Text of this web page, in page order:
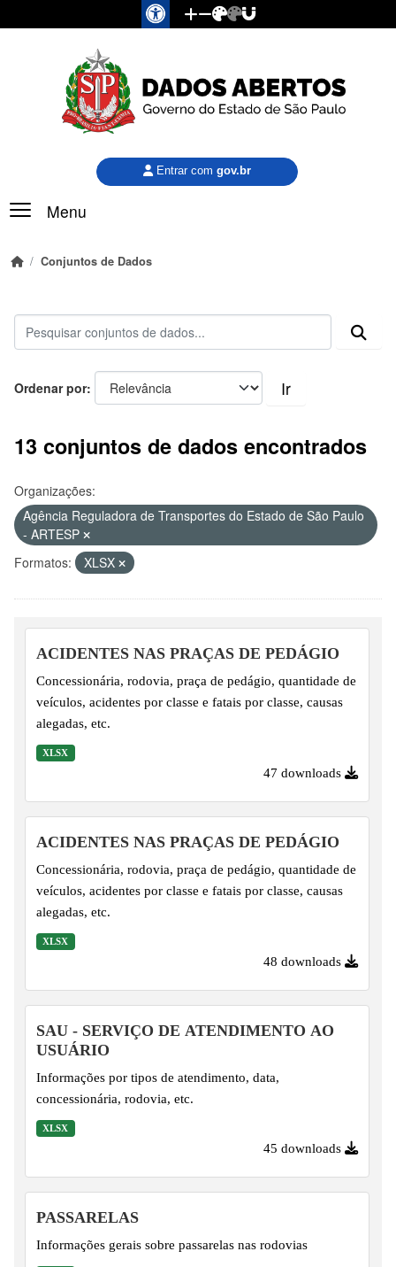
Pular para o conteúdo principal
Menu
Entrar com gov.br
Conjuntos de Dados
Ordenar por Ir
13 conjuntos de dados encontrados
Organizações:
Agência Reguladora de Transportes do Estado de São Paulo
- ARTESP
Formatos:
XLSX
ACIDENTES NAS PRAÇAS DE PEDÁGIO
Concessionária, rodovia, praça de pedágio, quantidade de
veículos, acidentes por classe e fatais por classe, causas
alegadas, etc.
XLSX
47 downloads
ACIDENTES NAS PRAÇAS DE PEDÁGIO
Concessionária, rodovia, praça de pedágio, quantidade de
veículos, acidentes por classe e fatais por classe, causas
alegadas, etc.
XLSX
48 downloads
SAU - SERVIÇO DE ATENDIMENTO AO
USUÁRIO
Informações por tipos de atendimento, data,
concessionária, rodovia, etc.
XLSX
45 downloads
PASSARELAS
Informações gerais sobre passarelas nas rodovias